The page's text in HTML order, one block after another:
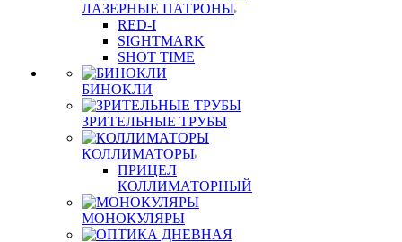
ЛАЗЕРНЫЕ ПАТРОНЫ
RED-I
SIGHTMARK
SHOT TIME
БИНОКЛИ
ЗРИТЕЛЬНЫЕ ТРУБЫ
КОЛЛИМАТОРЫ
ПРИЦЕЛ
КОЛЛИМАТОРНЫЙ
МОНОКУЛЯРЫ